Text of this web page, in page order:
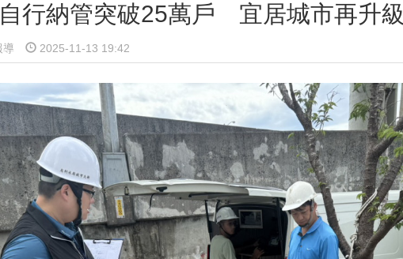
行納管突破25萬戶 宜居城市再升級
導 2025-11-13 19:42